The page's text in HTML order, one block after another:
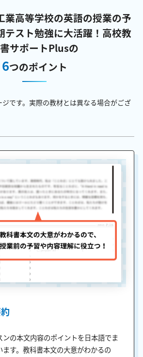
業高等学校の英語の授業の予
テスト勉強に大活躍！ 高校教
サポートPlusの
6つのポイント
です。実際の教材とは異なる場合がござ
の本文内容のポイントを日本語でま
ます。教科書本文の大意がわかるの